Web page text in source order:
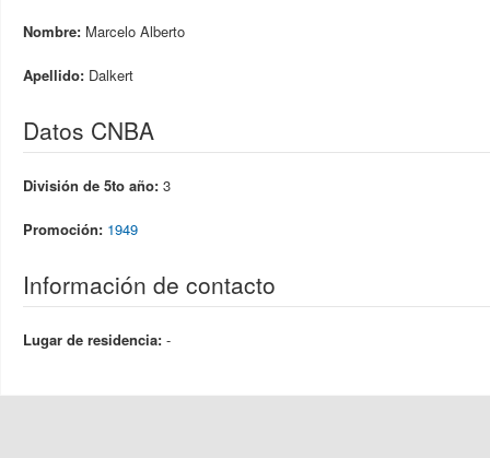
Nombre: Marcelo Alberto
Apellido: Dalkert
Datos CNBA
División de 5to año: 3
Promoción: 1949
Información de contacto
Lugar de residencia: -